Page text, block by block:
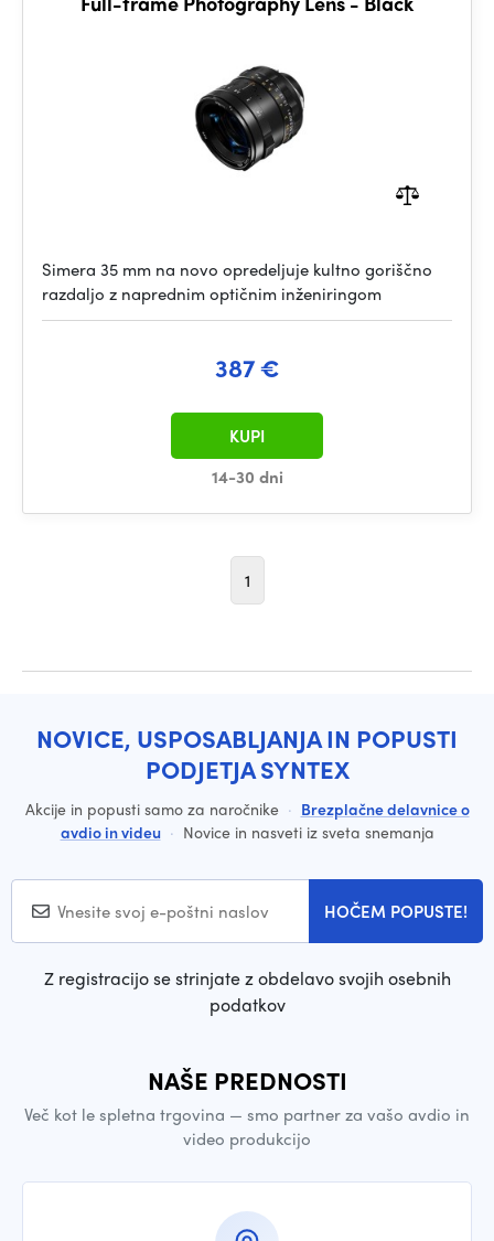
Simera 35 mm na novo opredeljuje kultno goriščno
razdaljo z naprednim optičnim inženiringom
387 €
14-30 dni
KUPI
1
NOVICE, USPOSABLJANJA IN POPUSTI
PODJETJA SYNTEX
Akcije in popusti samo za naročnike · Brezplačne delavnice o
avdio in videu · Novice in nasveti iz sveta snemanja
HOČEM POPUSTE!
Z registracijo se strinjate z obdelavo svojih osebnih
podatkov
NAŠE PREDNOSTI
Več kot le spletna trgovina — smo partner za vašo avdio in
video produkcijo